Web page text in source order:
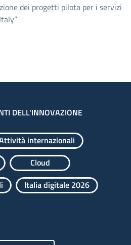
dei progetti pilota per i servizi
DELL'INNOVAZIONE
internazionali
Cloud
Italia digitale 2026